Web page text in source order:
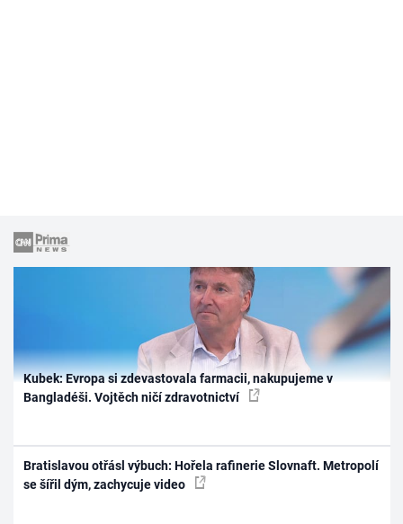
Kubek: Evropa si zdevastovala farmacii, nakupujeme v
Bangladéši. Vojtěch ničí zdravotnictví
Bratislavou otřásl výbuch: Hořela rafinerie Slovnaft. Metropolí
se šířil dým, zachycuje video